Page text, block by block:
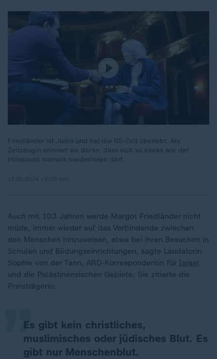
Friedländer ist Jüdin und hat die NS-Zeit überlebt. Als
Zeitzeugin erinnert sie daran, dass sich so etwas wie der
Holocaust niemals wiederholen darf.
Auch mit 103 Jahren werde Margot Friedländer nicht
müde, immer wieder auf das Verbindende zwischen
den Menschen hinzuweisen, etwa bei ihren Besuchen in
Schulen und Bildungseinrichtungen, sagte Laudatorin
Sophie von der Tann, ARD-Korrespondentin für Israel
und die Palästinensischen Gebiete. Sie zitierte die
Preisträgerin:
Es gibt kein christliches,
muslimisches oder jüdisches Blut. Es
gibt nur Menschenblut.
„